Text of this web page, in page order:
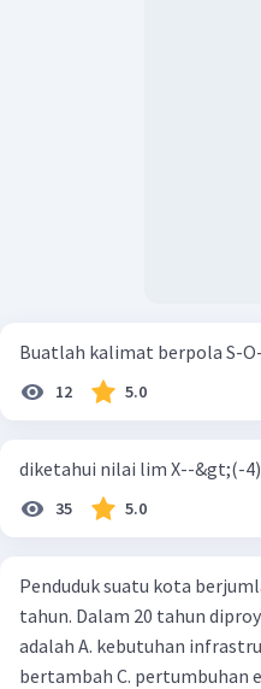
Buatlah kalimat berpola S-
12 5.0
diketahui nilai lim X--&gt;(-4)
35 5.0
Penduduk suatu kota
tahun. Dalam 20 tahun
adalah A. kebutuhan
bertambah C. pertumbuhan